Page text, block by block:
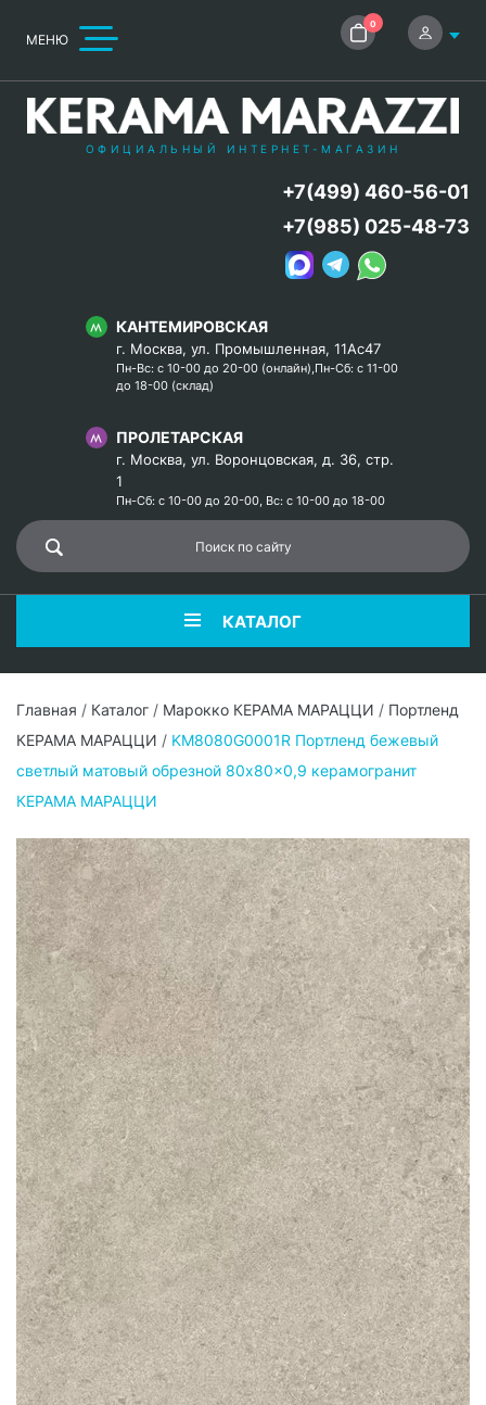
МЕНЮ
0
ОФИЦИАЛЬНЫЙ ИНТЕРНЕТ-МАГАЗИН
КАНТЕМИРОВСКАЯ
г. Москва, ул. Промышленная, 11Ас47
Пн-Вс: с 10-00 до 20-00 (онлайн),Пн-Сб: с 11-00
до 18-00 (склад)
ПРОЛЕТАРСКАЯ
г. Москва, ул. Воронцовская, д. 36, стр.
1
Пн-Сб: с 10-00 до 20-00, Вс: с 10-00 до 18-00
+7(499) 460-56-01
+7(985) 025-48-73
КАТАЛОГ
Главная / Каталог / Марокко КЕРАМА МАРАЦЦИ / Портленд
КЕРАМА МАРАЦЦИ / KM8080G0001R Портленд бежевый
светлый матовый обрезной 80x80x0,9 керамогранит
КЕРАМА МАРАЦЦИ